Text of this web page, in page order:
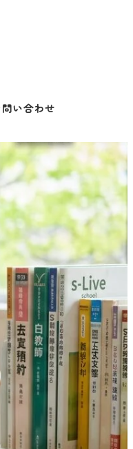
問い合わせ